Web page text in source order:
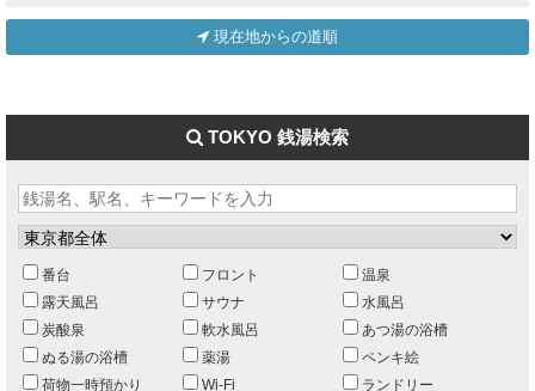
現在地からの道順
TOKYO 銭湯検索
番台 フロント
温泉
露天風呂
サウナ
水風呂
炭酸泉
軟水風呂
あつ湯の浴槽
ぬる湯の浴槽
薬湯
ペンキ絵
荷物一時預かり
Wi-Fi
ランドリー